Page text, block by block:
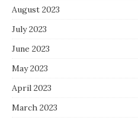
August 2023
July 2023
June 2023
May 2023
April 2023
March 2023